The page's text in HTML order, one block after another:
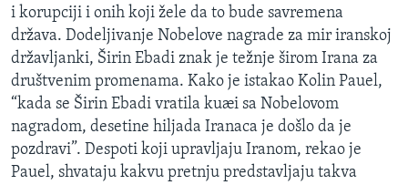
i korupciji i onih koji žele da to bude savremena
država. Dodeljivanje Nobelove nagrade za mir iranskoj
državljanki, Širin Ebadi znak je težnje širom Irana za
društvenim promenama. Kako je istakao Kolin Pauel,
“kada se Širin Ebadi vratila kuæi sa Nobelovom
nagradom, desetine hiljada Iranaca je došlo da je
pozdravi”. Despoti koji upravljaju Iranom, rekao je
Pauel, shvataju kakvu pretnju predstavljaju takva